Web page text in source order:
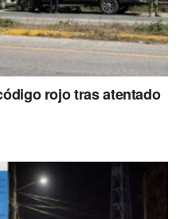
rojo tras atentado